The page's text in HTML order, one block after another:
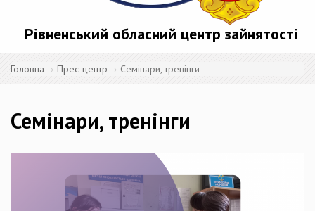
Рівненський обласний центр зайнятості
Головна Прес-центр Семінари, тренінги
Семінари, тренінги